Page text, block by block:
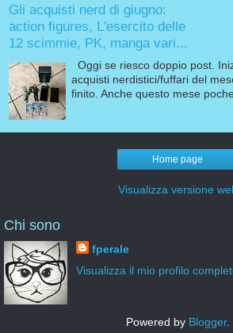
Gli acquisti nerd di giugno:
action figures, L'esercito delle
12 scimmie, PK, manga vari...
Oggi se riesco doppio post.
acquisti nerdistici/fuffari del
finito. Anche questo mese
Home page
Visualizza versione
Chi sono
fperale
Visualizza il mio profilo
Powered by Blogger.